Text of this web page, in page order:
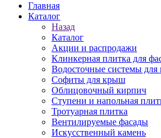
Главная
Каталог
Назад
Каталог
Акции и распродажи
Клинкерная плитка для
Водосточные системы
Софиты для крыш
Облицовочный кирпич
Ступени и напольная
Тротуарная плитка
Вентилируемые фасады
Искусственный камень